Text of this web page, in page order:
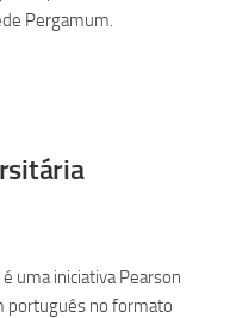
Pergamum.
uma iniciativa Pearson
português no formato